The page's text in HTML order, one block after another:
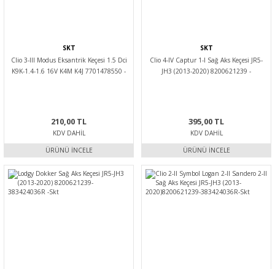
SKT
Clio 3-III Modus Eksantrik Keçesi 1.5 Dci
K9K-1.4-1.6 16V K4M K4J 7701478550 -
210,00 TL
KDV DAHIL
ÜRÜNÜ İNCELE
SKT
Clio 4-IV Captur 1-I Sağ Aks Keçesi JR5-
JH3 (2013-2020) 8200621239 -
395,00 TL
KDV DAHIL
ÜRÜNÜ İNCELE